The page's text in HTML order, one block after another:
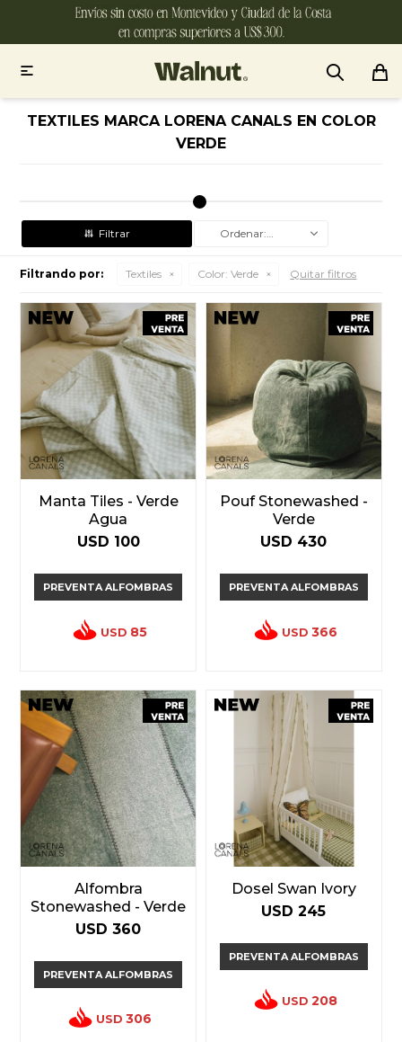

TEXTILES MARCA LORENA CANALS EN COLOR
VERDE
Recomendados
Filtrando por: Textiles Color: Verde Quitar filtros
Manta Tiles - Verde
Agua
USD 100
PREVENTA ALFOMBRAS
USD 85
Pouf Stonewashed -
Verde
USD 430
PREVENTA ALFOMBRAS
USD 366
Alfombra
Stonewashed - Verde
USD 360
PREVENTA ALFOMBRAS
USD 306
Dosel Swan Ivory
USD 245
PREVENTA ALFOMBRAS
USD 208